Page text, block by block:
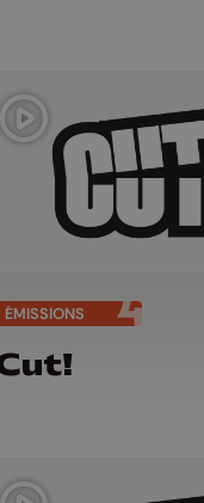
la
ÉMISSIONS